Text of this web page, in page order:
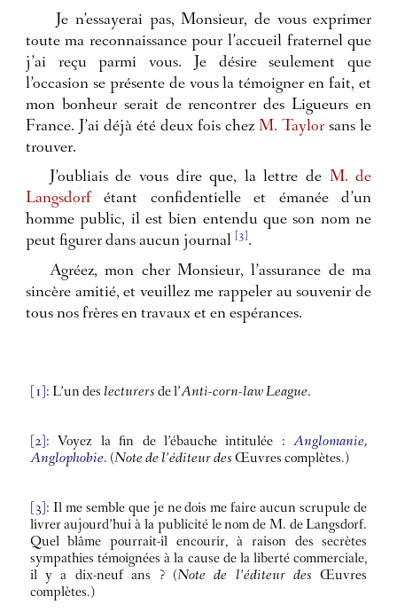
Je n’essayerai pas, Monsieur, de vous exprimer
toute ma reconnaissance pour l’accueil fraternel que
j’ai reçu parmi vous. Je désire seulement que
l’occasion se présente de vous la témoigner en fait, et
mon bonheur serait de rencontrer des Ligueurs en
France. J’ai déjà été deux fois chezM. Taylor sans le
trouver.
J’oubliais de vous dire que, la lettre de M. de
Langsdorfétant confidentielle et émanée d’un
homme public, il est bien entendu que son nom ne
peut figurer dans aucun journal
[3] .
Agréez, mon cher Monsieur, l’assurance de ma
sincère amitié, et veuillez me rappeler au souvenir de
tous nos frères en travaux et en espérances.
[1] : L’un des lecturers de l’Anti-corn-law League.
[2] : Voyez la fin de l’ébauche intitulée :Anglomanie,
Anglophobie. (Note de l’éditeur des Œuvres complètes.)
[3] : Il me semble que je ne dois me faire aucun scrupule de
livrer aujourd’hui à la publicité le nom de M. de Langsdorf.
Quel blâme pourrait-il encourir, à raison des secrètes
sympathies témoignées à la cause de la liberté commerciale,
il y a dix-neuf ans ? (Note de l’éditeur desŒuvres
complètes.)